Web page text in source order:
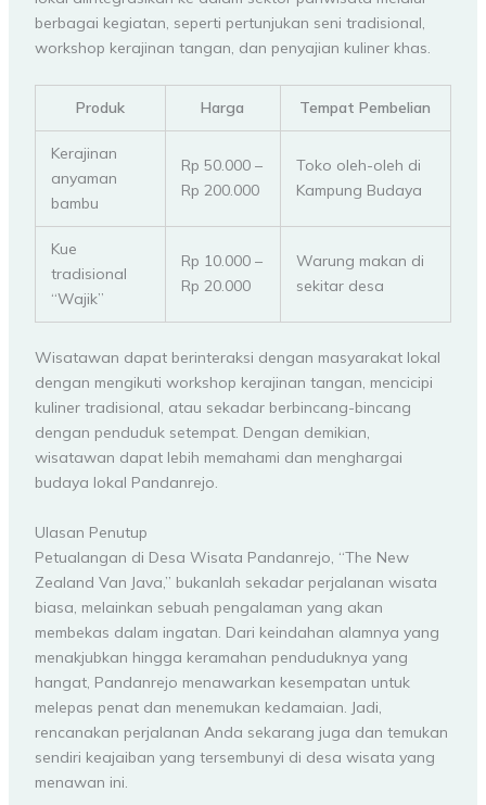
berbagai kegiatan, seperti pertunjukan seni tradisional,
workshop kerajinan tangan, dan penyajian kuliner khas.
Produk Harga Tempat Pembelian
Kerajinan
anyaman
bambu
Rp 50.000 –
Rp 200.000
Toko oleh-oleh di
Kampung Budaya
Kue
tradisional
“Wajik”
Rp 10.000 –
Rp 20.000
Warung makan di
sekitar desa
Wisatawan dapat berinteraksi dengan masyarakat lokal
dengan mengikuti workshop kerajinan tangan, mencicipi
kuliner tradisional, atau sekadar berbincang-bincang
dengan penduduk setempat. Dengan demikian,
wisatawan dapat lebih memahami dan menghargai
budaya lokal Pandanrejo.
Ulasan Penutup
Petualangan di Desa Wisata Pandanrejo, “The New
Zealand Van Java,” bukanlah sekadar perjalanan wisata
biasa, melainkan sebuah pengalaman yang akan
membekas dalam ingatan. Dari keindahan alamnya yang
menakjubkan hingga keramahan penduduknya yang
hangat, Pandanrejo menawarkan kesempatan untuk
melepas penat dan menemukan kedamaian. Jadi,
rencanakan perjalanan Anda sekarang juga dan temukan
sendiri keajaiban yang tersembunyi di desa wisata yang
menawan ini.